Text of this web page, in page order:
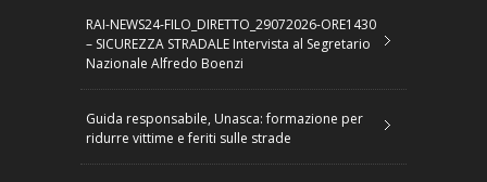
RAI-NEWS24-FILO_DIRETTO_29072026-ORE1430
– SICUREZZA STRADALE Intervista al Segretario
Nazionale Alfredo Boenzi
Guida responsabile, Unasca: formazione per
ridurre vittime e feriti sulle strade